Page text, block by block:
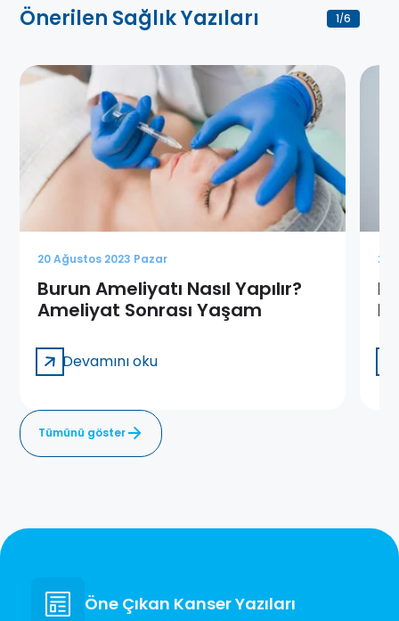
Önerilen Sağlık Yazıları 1/6
20 Ağustos 2023 Pazar
Burun Ameliyatı Nasıl Yapılır?
Ameliyat Sonrası Yaşam
Devamını oku
20
Tümünü göster
Öne Çıkan Kanser Yazıları